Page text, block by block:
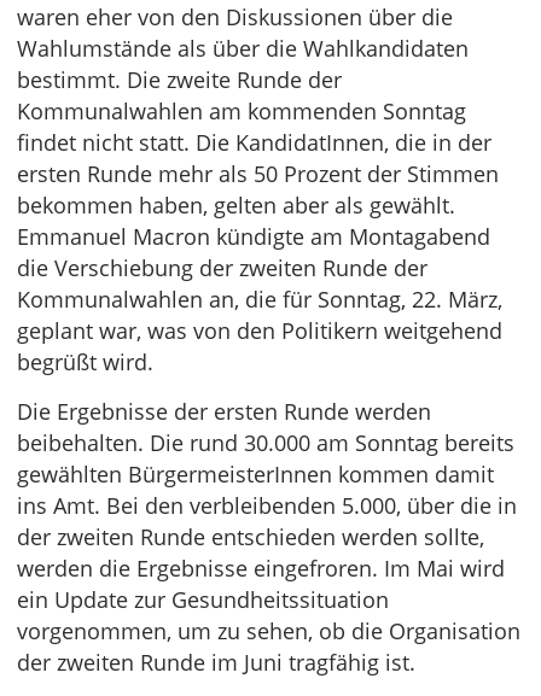
waren eher von den Diskussionen über die
Wahlumstände als über die Wahlkandidaten
bestimmt. Die zweite Runde der
Kommunalwahlen am kommenden Sonntag
findet nicht statt. Die KandidatInnen, die in der
ersten Runde mehr als 50 Prozent der Stimmen
bekommen haben, gelten aber als gewählt.
Emmanuel Macron kündigte am Montagabend
die Verschiebung der zweiten Runde der
Kommunalwahlen an, die für Sonntag, 22. März,
geplant war, was von den Politikern weitgehend
begrüßt wird.
Die Ergebnisse der ersten Runde werden
beibehalten. Die rund 30.000 am Sonntag bereits
gewählten BürgermeisterInnen kommen damit
ins Amt. Bei den verbleibenden 5.000, über die in
der zweiten Runde entschieden werden sollte,
werden die Ergebnisse eingefroren. Im Mai wird
ein Update zur Gesundheitssituation
vorgenommen, um zu sehen, ob die Organisation
der zweiten Runde im Juni tragfähig ist.